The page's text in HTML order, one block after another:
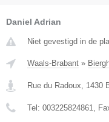
Daniel Adrian
Niet gevestigd in de
Waals-Brabant »
Rue du Radoux 1430
Tel: 003225824861 ,